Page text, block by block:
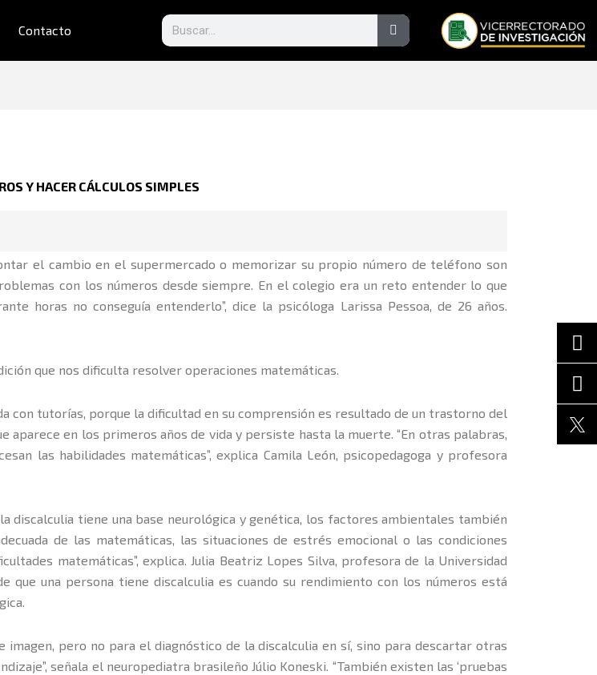
Contacto Search Search
Y HACER CÁLCULOS SIMPLES
el cambio en el supermercado o memorizar su propio número de teléfono son
con los números desde siempre. En el colegio era un reto entender lo que
horas no conseguía entenderlo”, dice la psicóloga Larissa Pessoa, de 26 años.
que nos dificulta resolver operaciones matemáticas.
con tutorías, porque la dificultad en su comprensión es resultado de un trastorno del
en los primeros años de vida y persiste hasta la muerte. “En otras palabras,
las habilidades matemáticas”, explica Camila León, psicopedagoga y profesora
discalculia tiene una base neurológica y genética, los factores ambientales también
de las matemáticas, las situaciones de estrés emocional o las condiciones
matemáticas”, explica. Julia Beatriz Lopes Silva, profesora de la Universidad
que una persona tiene discalculia es cuando su rendimiento con los números está
pero no para el diagnóstico de la discalculia en sí, sino para descartar otras
señala el neuropediatra brasileño Júlio Koneski. “También existen las ‘pruebas